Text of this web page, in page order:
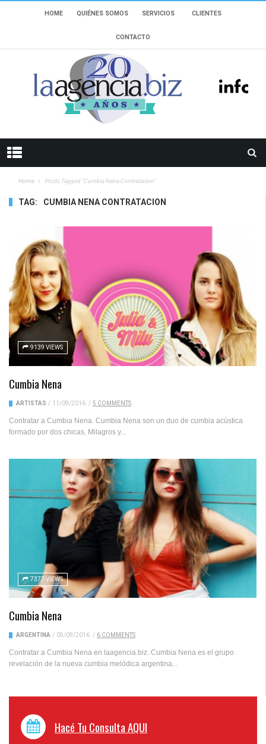
HOME QUIÉNES SOMOS SERVICIOS CLIENTES
CONTACTO
Home Posts Tagged "cumbia Nena Contratacion"
TAG: CUMBIA NENA CONTRATACION
9139 VIEWS
Cumbia Nena
ARTISTAS / 11/09/2016 / 5 COMMENTS
Contratar a Cumbia Nena. Cumbia Nena son un duo de cumbia acústica
formado por dos chicas, Milagros y...
7377 VIEWS
Cumbia Nena
ARGENTINA / 05/09/2016 / 6 COMMENTS
Contratar a Cumbia Nena en laagencia.biz. Cumbia Nena es el grupo
revelación de la nueva cumbia melódica argentina...
Hacé Tu Consulta AQUI